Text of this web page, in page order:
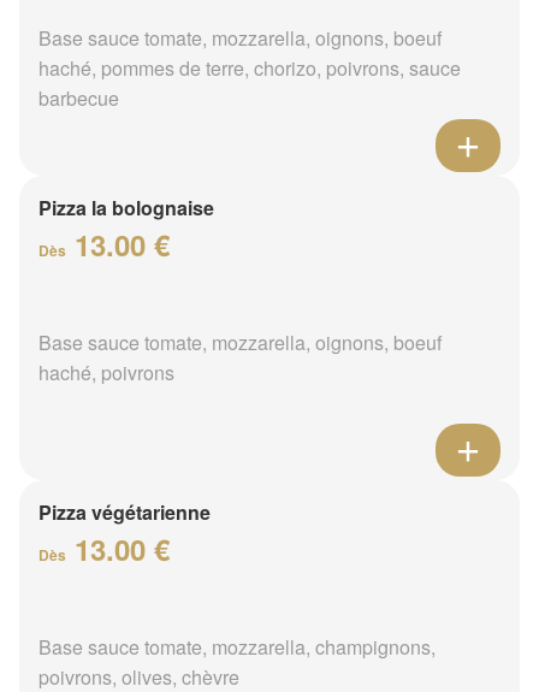
Base sauce tomate, mozzarella, oignons, boeuf
haché, pommes de terre, chorizo, poivrons, sauce
barbecue
Pizza la bolognaise
Dès 13.00 €
Base sauce tomate, mozzarella, oignons, boeuf
haché, poivrons
Pizza végétarienne
Dès 13.00 €
Base sauce tomate, mozzarella, champignons,
poivrons, olives, chèvre